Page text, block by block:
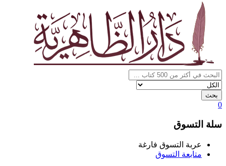
بحث
0
سلة التسوق
عربة التسوق فارغة
متابعة التسوق